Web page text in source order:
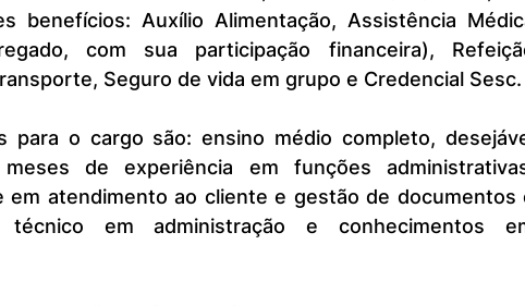
benefícios: Auxílio Alimentação, Assistência
com sua participação financeira),
Seguro de vida em grupo e Credencial Sesc.
de experiência em funções
em atendimento ao cliente e gestão de documentos
técnico em administração e conhecimentos